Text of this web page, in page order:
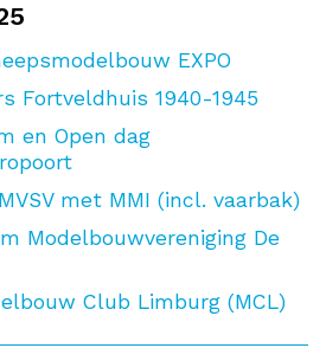
EXPO
Fortveldhuis 1940-1945
en Open dag
met MMI (incl. vaarbak)
Modelbouwvereniging De
Club Limburg (MCL)